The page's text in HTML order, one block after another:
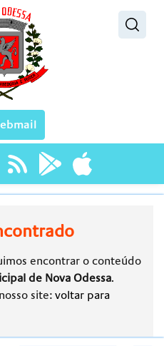
encontrar o conteúdo
de Nova Odessa.
site: voltar para